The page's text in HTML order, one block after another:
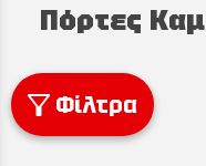
Πόρτες
Φίλτρα